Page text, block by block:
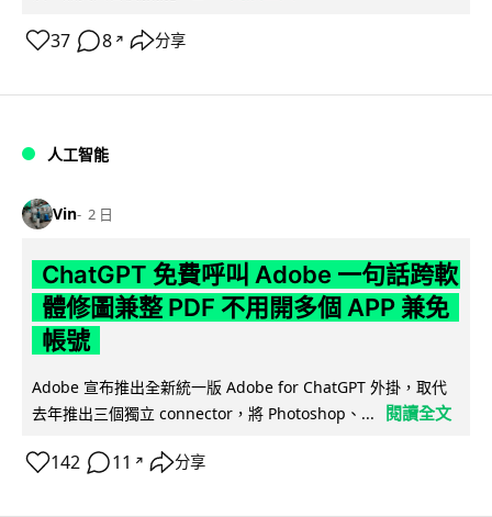
37 8 ↗ 分享
人工智能
Vin 2 日
ChatGPT 免費呼叫 Adobe 一句話跨軟
體修圖兼整 PDF 不用開多個 APP 兼免
帳號
Adobe 宣布推出全新統一版 Adobe for ChatGPT 外掛，取代
去年推出三個獨立 connector，將 Photoshop、...
閱讀全文
142 11 ↗ 分享